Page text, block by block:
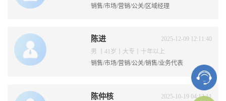
销售/市场/营销/公关/区域经理
陈进
2025-12-09 12:11:40
男 丨41岁丨大专丨十年以上
销售/市场/营销/公关/销售/业务代表
陈仲核
2025-10-19 04:12:11